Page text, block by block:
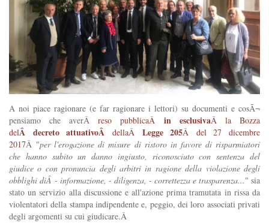
A noi piace ragionare (e far ragionare i lettori) su documenti e cosÃ¬
pensiamo che averÂreso pubblicaÂ in esclusivaÂ la Bozza
delÂ decreto attuativoÂ dellaÂ Legge 205Â del 27 dicembre
2017Â "per l'erogazione di misure di ristoro in favore di risparmiatori
che hanno subito un danno ingiusto, riconosciuto con sentenza del
giudice o con pronuncia degli arbitri in ragione della violazione degli
obblighi diÂ - informazione, - diligenza, - correttezza e trasparenza..." sia
stato un servizio alla discussione e all'azione prima tramutata in rissa da
violentatori della stampa indipendente e, peggio, dei loro associati privati
degli argomenti su cui giudicare.Â